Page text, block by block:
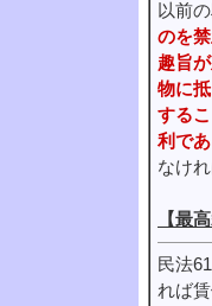
以前
のを
趣旨
物に
する
利で
なけ
【最
民法
れば